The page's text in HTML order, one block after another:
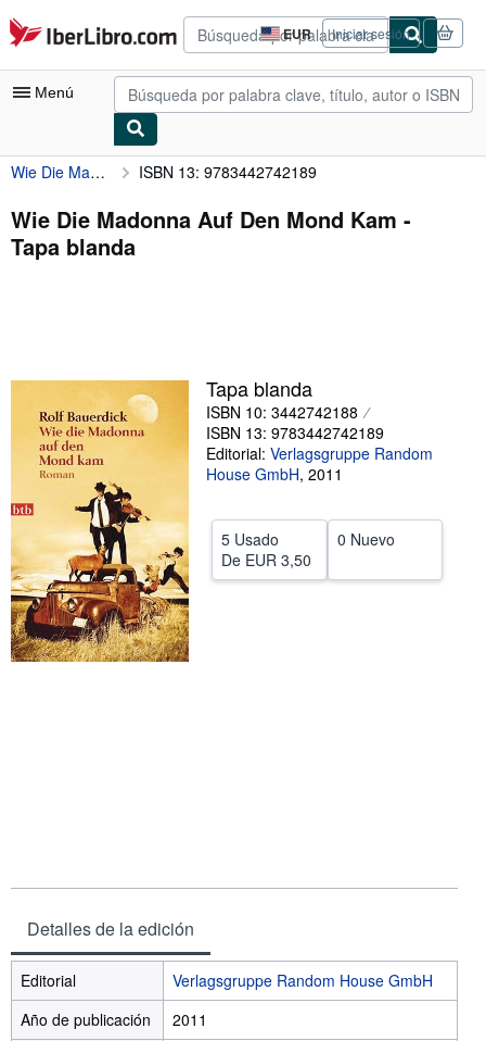
Pasar al contenido principal
IberLibro.com EUR
Preferencias
de
compra
del
Iniciar sesión
Menú
Mi cuenta
Consultar mis pedidos
Búsqueda avanzada
Comenzar a vender
Ayuda
CERRAR
Wie Die Madonna Auf Den Mond Kam ISBN 13: 9783442742189
Wie Die Madonna Auf Den Mond Kam -
Tapa blanda
Tapa blanda
ISBN 10: 3442742188
ISBN 13: 9783442742189
Editorial: Verlagsgruppe Random
House GmbH, 2011
5 Usado
De EUR 3,50
0 Nuevo
Detalles de la edición
Editorial
Verlagsgruppe Random House GmbH
Año de publicación
2011